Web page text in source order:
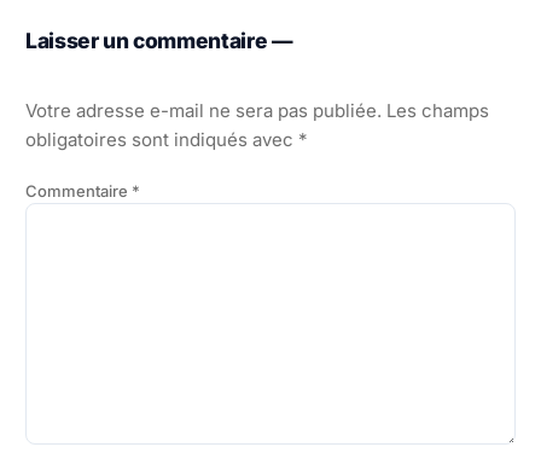
Laisser un commentaire —
Votre adresse e-mail ne sera pas publiée. Les champs
obligatoires sont indiqués avec *
Commentaire *